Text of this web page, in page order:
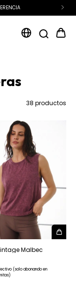
38 productos
Malbec
(solo abonando en